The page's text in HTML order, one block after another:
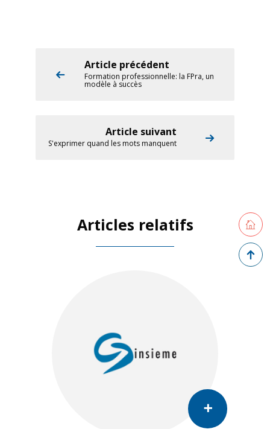
Article précédent
Formation professionnelle: la FPra, un
modèle à succès
Article suivant
S'exprimer quand les mots manquent
Articles relatifs
Retour